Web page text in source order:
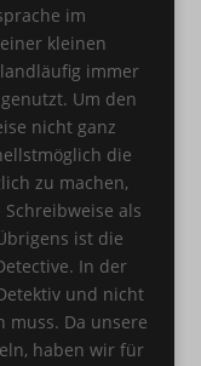
im
kleinen
immer
Um den
nicht ganz
die
zu machen,
als
ist die
In der
und nicht
muss. Da unsere
haben wir für